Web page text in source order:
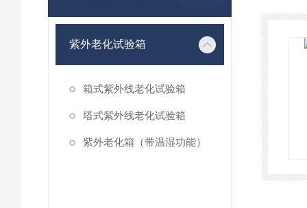
紫外老化试验箱
箱式紫外线老化试验箱
塔式紫外线老化试验箱
紫外老化箱（带温湿功能）